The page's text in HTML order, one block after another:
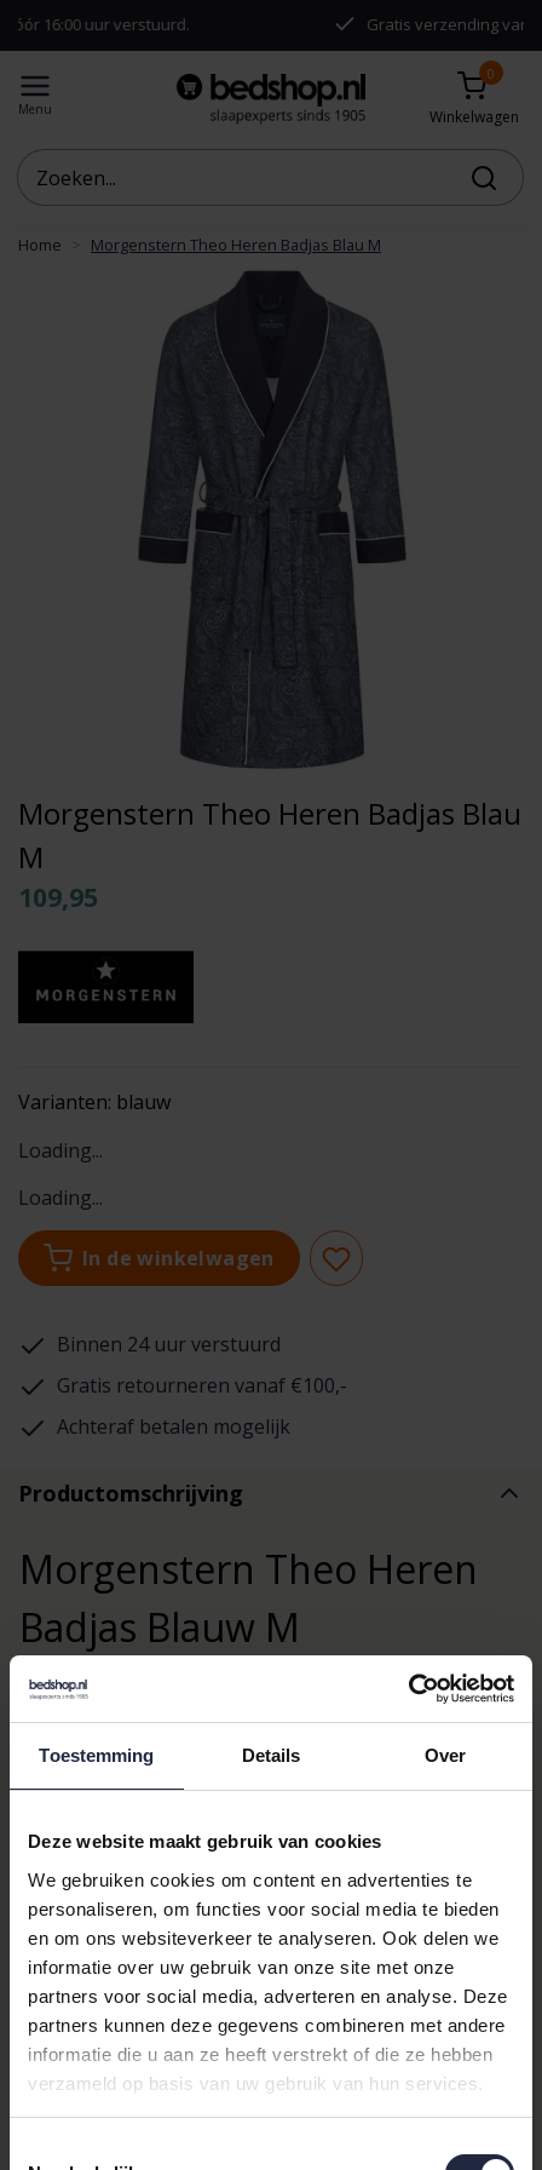
Toestemming Details Over
Deze website maakt gebruik van cookies
We gebruiken cookies om content en advertenties te
personaliseren, om functies voor social media te bieden
en om ons websiteverkeer te analyseren. Ook delen we
informatie over uw gebruik van onze site met onze
partners voor social media, adverteren en analyse. Deze
partners kunnen deze gegevens combineren met andere
informatie die u aan ze heeft verstrekt of die ze hebben
verzameld op basis van uw gebruik van hun services.
uur verstuurd. Gratis verzending vanaf €50,-
Menu
0
Winkelwagen
Home Morgenstern Theo Heren Badjas Blau M
Morgenstern Theo Heren Badjas Blau
M
109,95
Varianten: blauw
Loading...
Loading...
In de winkelwagen
Binnen 24 uur verstuurd
Gratis retourneren vanaf €100,-
Achteraf betalen mogelijk
Productomschrijving
Morgenstern Theo Heren
Badjas Blauw M
Theo Heren
Badjas in een elegante blauwe kleur. Deze badjas is een
perfecte keuze voor elke man die waarde hecht aan kwaliteit en
luxe in zijn dagelijkse routine.
Morgenstern Theo Heren
Badjas?
De Morgenstern Theo Heren Badjas biedt een ongeëvenaarde
combinatie van zachtheid en duurzaamheid dankzij de
hoogwaardige materialen zoals katoen en bamboe. Deze
stoffen zorgen niet alleen voor een aangenaam gevoel op de
huid, maar zijn ook ademend en vochtabsorberend, waardoor
je altijd fris en comfortabel blijft.
Productdetails en specificaties